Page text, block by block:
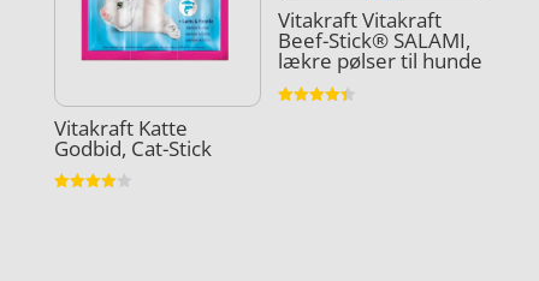
Vitakraft Katte
Godbid, Cat-Stick
Vitakraft Vitakraft
Beef-Stick® SALAMI,
lækre pølser til hunde